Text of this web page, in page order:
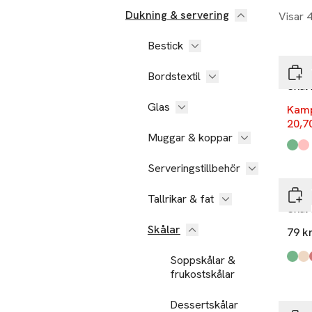
Dukning & servering
Bestick
Bordstextil
Glas
Muggar & koppar
Serveringstillbehör
Tallrikar & fat
Skålar
Soppskålar &
frukostskålar
Dessertskålar
Visar
Skål
Green
Skål
79 kr
Lt
Dk
Pink
Blue